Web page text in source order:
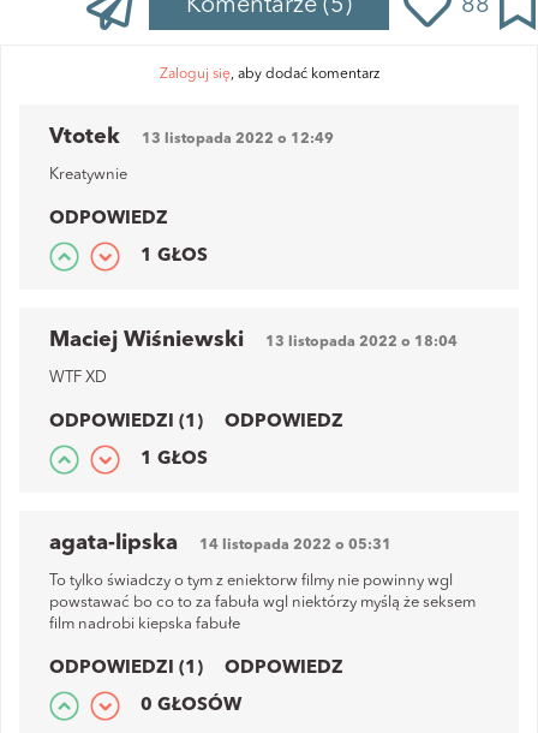
Komentarze (5) 88
Zaloguj się, aby dodać komentarz
Vtotek 13 listopada 2022 o 12:49
Kreatywnie
ODPOWIEDZ
1 GŁOS
Maciej Wiśniewski 13 listopada 2022 o 18:04
WTF XD
ODPOWIEDZI (1) ODPOWIEDZ
1 GŁOS
agata-lipska 14 listopada 2022 o 05:31
To tylko świadczy o tym z eniektorw filmy nie powinny wgl
powstawać bo co to za fabuła wgl niektórzy myślą że seksem
film nadrobi kiepska fabułe
ODPOWIEDZI (1) ODPOWIEDZ
0 GŁOSÓW